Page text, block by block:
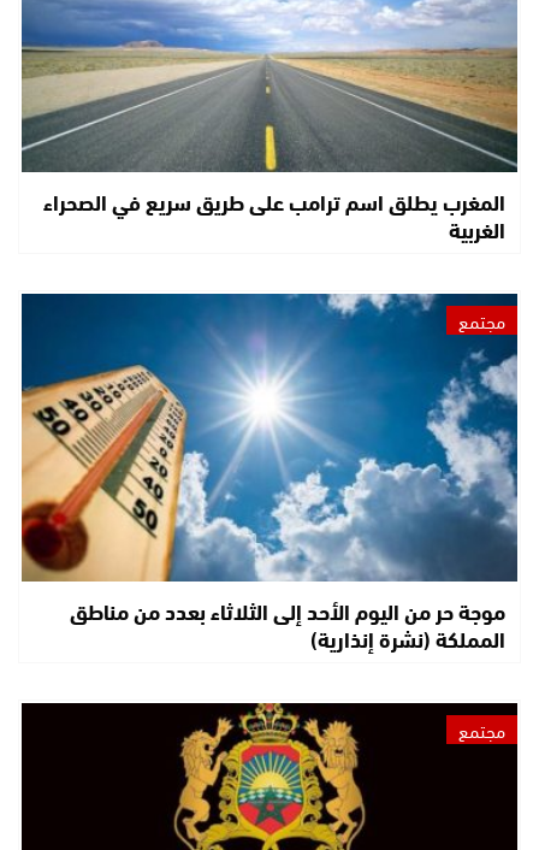
المغرب يطلق اسم ترامب على طريق سريع في الصحراء
الغربية
مجتمع
موجة حر من اليوم الأحد إلى الثلاثاء بعدد من مناطق
المملكة (نشرة إنذارية)
مجتمع